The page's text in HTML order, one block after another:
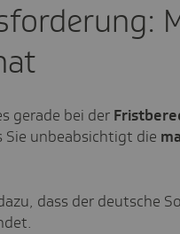
gerade bei der
Sie unbeabsichtigt die
dass der deutsche